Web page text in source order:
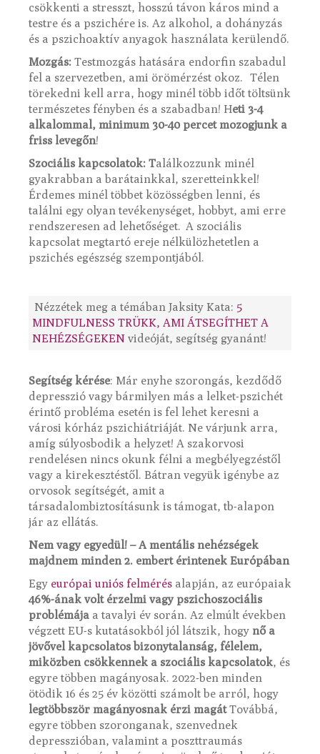
csökkenti a stresszt, hosszú távon káros mind a
testre és a pszichére is. Az alkohol, a dohányzás
és a pszichoaktív anyagok használata kerülendő.
Mozgás: Testmozgás hatására endorfin szabadul
fel a szervezetben, ami örömérzést okoz. Télen
törekedni kell arra, hogy minél több időt töltsünk
természetes fényben és a szabadban! Heti 3-4
alkalommal, minimum 30-40 percet mozogjunk a
friss levegőn!
Szociális kapcsolatok: Találkozzunk minél
gyakrabban a barátainkkal, szeretteinkkel!
Érdemes minél többet közösségben lenni, és
találni egy olyan tevékenységet, hobbyt, ami erre
rendszeresen ad lehetőséget. A szociális
kapcsolat megtartó ereje nélkülözhetetlen a
pszichés egészség szempontjából.
Nézzétek meg a témában Jaksity Kata: 5
MINDFULNESS TRÜKK, AMI ÁTSEGÍTHET A
NEHÉZSÉGEKEN videóját, segítség gyanánt!
Segítség kérése: Már enyhe szorongás, kezdődő
depresszió vagy bármilyen más a lelket-pszichét
érintő probléma esetén is fel lehet keresni a
városi kórház pszichiátriáját. Ne várjunk arra,
amíg súlyosbodik a helyzet! A szakorvosi
rendelésen nincs okunk félni a megbélyegzéstől
vagy a kirekesztéstől. Bátran vegyük igénybe az
orvosok segítségét, amit a
társadalombiztosításunk is támogat, tb-alapon
jár az ellátás.
Nem vagy egyedül! – A mentális nehézségek
majdnem minden 2. embert érintenek Európában
Egy európai uniós felmérés alapján, az európaiak
46%-ának volt érzelmi vagy pszichoszociális
problémája a tavalyi év során. Az elmúlt években
végzett EU-s kutatásokból jól látszik, hogy nő a
jövővel kapcsolatos bizonytalanság, félelem,
miközben csökkennek a szociális kapcsolatok, és
egyre többen magányosak. 2022-ben minden
ötödik 16 és 25 év közötti számolt be arról, hogy
legtöbbször magányosnak érzi magátTovábbá,
egyre többen szoronganak, szenvednek
depresszióban, valamint a poszttraumás